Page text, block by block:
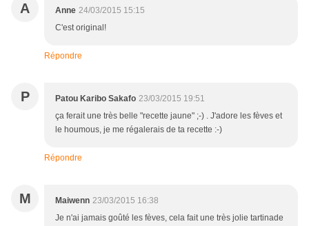
A Anne 24/03/2015 15:15
C'est original!
Répondre
P Patou Karibo Sakafo 23/03/2015 19:51
ça ferait une très belle "recette jaune" ;-) . J'adore les fèves et
le houmous, je me régalerais de ta recette :-)
Répondre
M Maiwenn 23/03/2015 16:38
Je n'ai jamais goûté les fèves, cela fait une très jolie tartinade